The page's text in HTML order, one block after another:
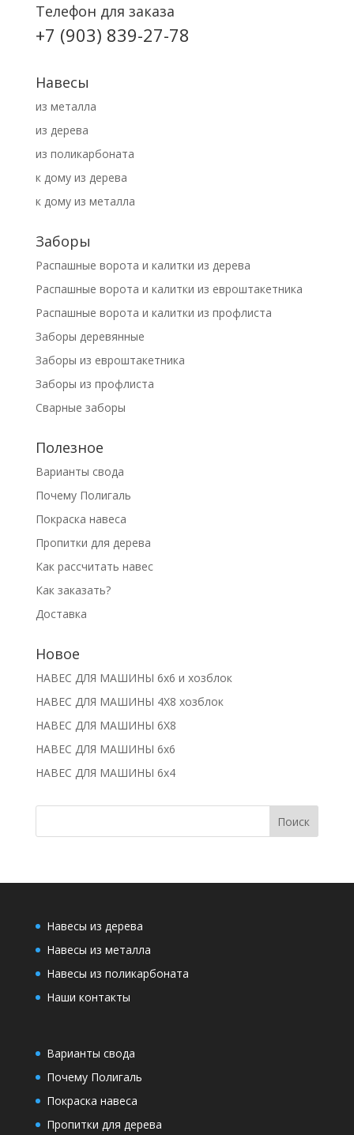
Телефон для заказа
+7 (903) 839-27-78
Навесы
из металла
из дерева
из поликарбоната
к дому из дерева
к дому из металла
Заборы
Распашные ворота и калитки из дерева
Распашные ворота и калитки из евроштакетника
Распашные ворота и калитки из профлиста
Заборы деревянные
Заборы из евроштакетника
Заборы из профлиста
Сварные заборы
Полезное
Варианты свода
Почему Полигаль
Покраска навеса
Пропитки для дерева
Как рассчитать навес
Как заказать?
Доставка
Новое
НАВЕС ДЛЯ МАШИНЫ 6х6 и хозблок
НАВЕС ДЛЯ МАШИНЫ 4Х8 хозблок
НАВЕС ДЛЯ МАШИНЫ 6Х8
НАВЕС ДЛЯ МАШИНЫ 6х6
НАВЕС ДЛЯ МАШИНЫ 6х4
Навесы из дерева
Навесы из металла
Навесы из поликарбоната
Наши контакты
Варианты свода
Почему Полигаль
Покраска навеса
Пропитки для дерева